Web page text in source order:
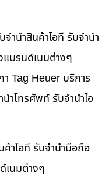
ำนำสินค้าไอที รับจำนำ
แบรนด์เนมต่างๆ
Tag Heuer บริการ
ำโทรศัพท์ รับจำนำไอ
าไอที รับจำนำมือถือ
เนมต่างๆ